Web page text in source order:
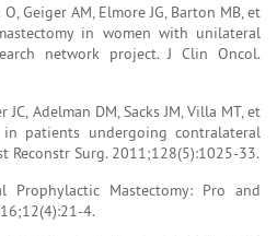
Geiger AM, Elmore JG, Barton MB, et
in women with unilateral
network project. J Clin Oncol.
JC, Adelman DM, Sacks JM, Villa MT, et
in patients undergoing contralateral
Reconstr Surg. 2011;128(5):1025-33.
Prophylactic Mastectomy: Pro and
4.